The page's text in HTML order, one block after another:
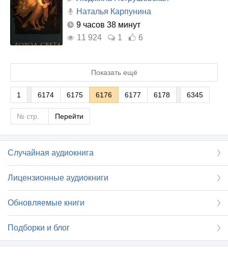
Наталья Карпунина
9 часов 38 минут
11 924
1 6
Показать ещё
1 6174 6175 6176 6177 6178 6345
Перейти
Случайная аудиокнига
Лицензионные аудиокниги
Обновляемые книги
Подборки и блог